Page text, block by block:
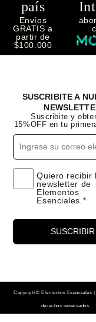
país
Envíos
GRATIS a
partir de
$100.000
SUSCRIBITE A
Suscribite y
15%OFF en tu
Quiero recibir
newsletter de
Elementos
Esenciales.*
Copyright© Elementos Esenciales |
derechos reservados.